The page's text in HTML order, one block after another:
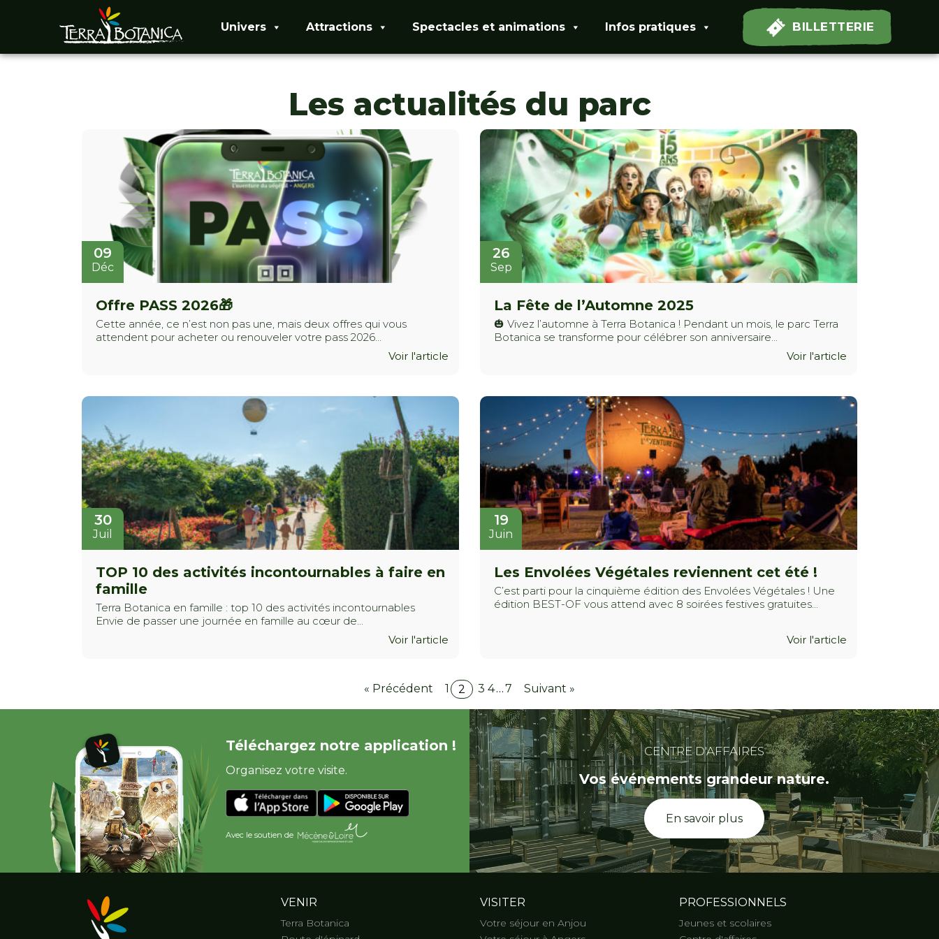
Univers Attractions Spectacles et animations Infos pratiques BILLETTERIE
Les actualités du parc
09
Déc
Offre PASS 2026🎁
Cette année, ce n’est non pas une, mais deux offres qui vous
attendent pour acheter ou renouveler votre pass 2026...
Voir l'article
26
Sep
La Fête de l’Automne 2025
🎃 Vivez l’automne à Terra Botanica ! Pendant un mois, le parc Terra
Botanica se transforme pour célébrer son anniversaire...
Voir l'article
30
Juil
TOP 10 des activités incontournables à faire en
famille
Terra Botanica en famille : top 10 des activités incontournables
Envie de passer une journée en famille au cœur de...
Voir l'article
19
Juin
Les Envolées Végétales reviennent cet été !
C’est parti pour la cinquième édition des Envolées Végétales ! Une
édition BEST-OF vous attend avec 8 soirées festives gratuites...
Voir l'article
« Précédent 1 2 3 4…7 Suivant »
Téléchargez notre application !
Organisez votre visite.
Avec le soutien de
CENTRE D'AFFAIRES
Vos événements grandeur nature.
En savoir plus
VENIR
Terra Botanica
VISITER
Votre séjour en Anjou
PROFESSIONNELS
Jeunes et scolaires